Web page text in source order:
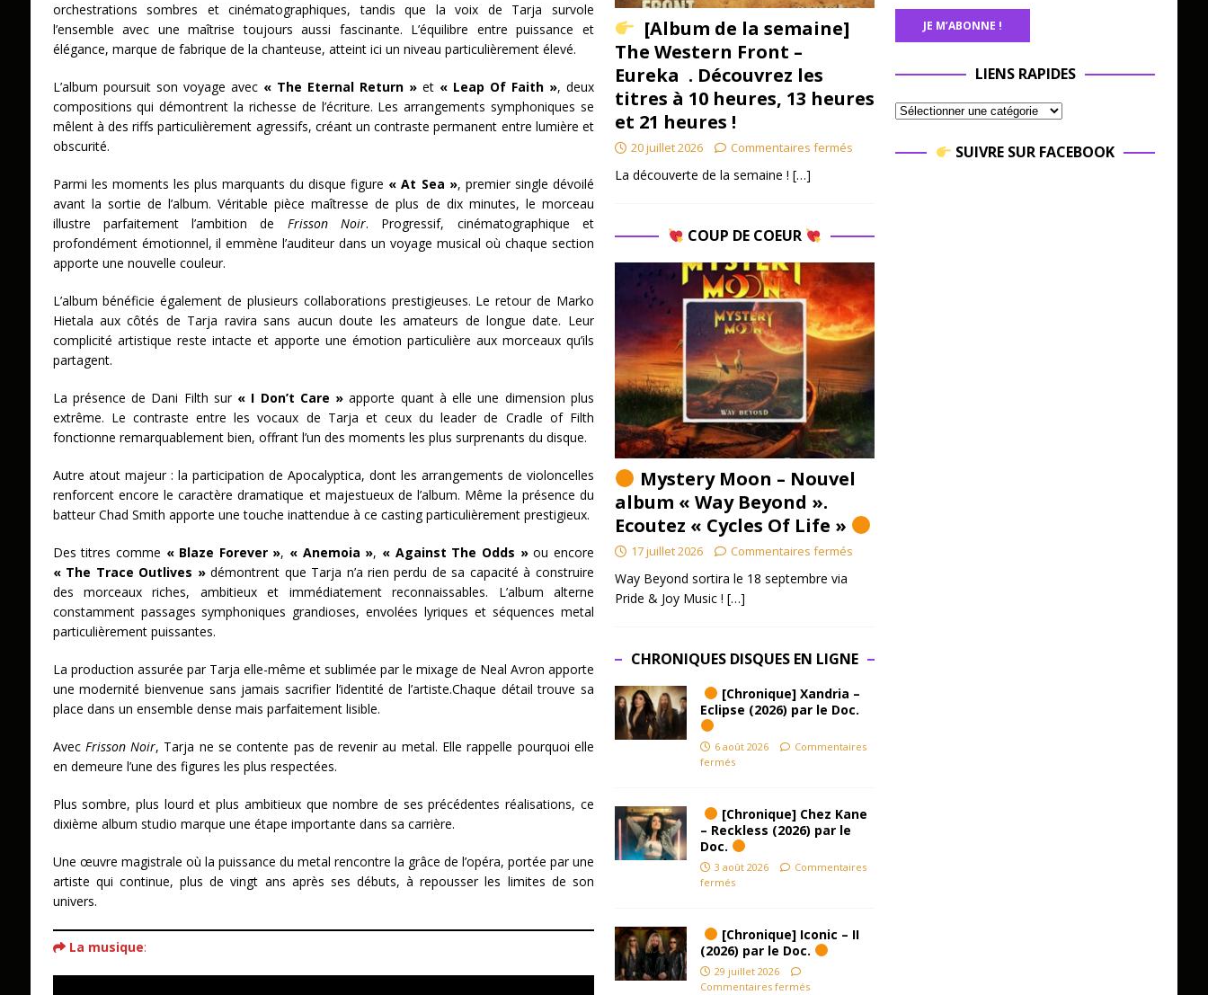
orchestrations sombres et cinématographiques, tandis que la voix de Tarja survole
l’ensemble avec une maîtrise toujours aussi fascinante. L’équilibre entre puissance et
élégance, marque de fabrique de la chanteuse, atteint ici un niveau particulièrement élevé.
L’album poursuit son voyage avec « The Eternal Return »et « Leap Of Faith », deux
compositions qui démontrent la richesse de l’écriture. Les arrangements symphoniques se
mêlent à des riffs particulièrement agressifs, créant un contraste permanent entre lumière et
obscurité.
Parmi les moments les plus marquants du disque figure « At Sea », premier single dévoilé
avant la sortie de l’album. Véritable pièce maîtresse de plus de dix minutes, le morceau
illustre parfaitement l’ambition de Frisson Noir. Progressif, cinématographique et
profondément émotionnel, il emmène l’auditeur dans un voyage musical où chaque section
apporte une nouvelle couleur.
L’album bénéficie également de plusieurs collaborations prestigieuses. Le retour de Marko
Hietala aux côtés de Tarja ravira sans aucun doute les amateurs de longue date. Leur
complicité artistique reste intacte et apporte une émotion particulière aux morceaux qu’ils
partagent.
La présence de Dani Filth sur « I Don’t Care » apporte quant à elle une dimension plus
extrême. Le contraste entre les vocaux de Tarja et ceux du leader de Cradle of Filth
fonctionne remarquablement bien, offrant l’un des moments les plus surprenants du disque.
Autre atout majeur : la participation de Apocalyptica, dont les arrangements de violoncelles
renforcent encore le caractère dramatique et majestueux de l’album. Même la présence du
batteur Chad Smith apporte une touche inattendue à ce casting particulièrement prestigieux.
Des titres comme « Blaze Forever », « Anemoia », « Against The Odds »ou encore
« The Trace Outlives »démontrent que Tarja n’a rien perdu de sa capacité à construire
des morceaux riches, ambitieux et immédiatement reconnaissables. L’album alterne
constamment passages symphoniques grandioses, envolées lyriques et séquences metal
particulièrement puissantes.
La production assurée par Tarja elle-même et sublimée par le mixage de Neal Avron apporte
une modernité bienvenue sans jamais sacrifier l’identité de l’artiste.Chaque détail trouve sa
place dans un ensemble dense mais parfaitement lisible.
Avec Frisson Noir, Tarja ne se contente pas de revenir au metal. Elle rappelle pourquoi elle
en demeure l’une des figures les plus respectées.
Plus sombre, plus lourd et plus ambitieux que nombre de ses précédentes réalisations, ce
dixième album studio marque une étape importante dans sa carrière.
Une œuvre magistrale où la puissance du metal rencontre la grâce de l’opéra, portée par une
artiste qui continue, plus de vingt ans après ses débuts, à repousser les limites de son
univers.
La musique:
[Album de la semaine]
The Western Front –
Eureka . Découvrez les
titres à 10 heures, 13 heures
et 21 heures !
20 juillet 2026 Commentaires fermés
La découverte de la semaine ! […]
COUP DE COEUR
Mystery Moon – Nouvel
album « Way Beyond ».
Ecoutez « Cycles Of Life »
17 juillet 2026 Commentaires fermés
Way Beyond sortira le 18 septembre via
Pride & Joy Music ! […]
CHRONIQUES DISQUES EN LIGNE
[Chronique] Xandria –
Eclipse (2026) par le Doc.
6 août 2026
Commentaires
fermés
[Chronique] Chez Kane
– Reckless (2026) par le
Doc.
3 août 2026
Commentaires
fermés
[Chronique] Iconic – II
(2026) par le Doc.
29 juillet 2026
Commentaires fermés
LIENS RAPIDES
SUIVRE SUR FACEBOOK